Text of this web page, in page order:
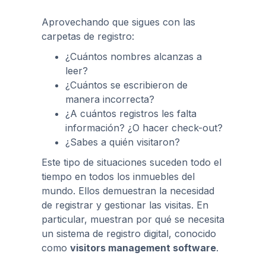
Aprovechando que sigues con las
carpetas de registro:
¿Cuántos nombres alcanzas a
leer?
¿Cuántos se escribieron de
manera incorrecta?
¿A cuántos registros les falta
información? ¿O hacer check-out?
¿Sabes a quién visitaron?
Este tipo de situaciones suceden todo el
tiempo en todos los inmuebles del
mundo. Ellos demuestran la necesidad
de registrar y gestionar las visitas. En
particular, muestran por qué se necesita
un sistema de registro digital, conocido
como visitors management software.